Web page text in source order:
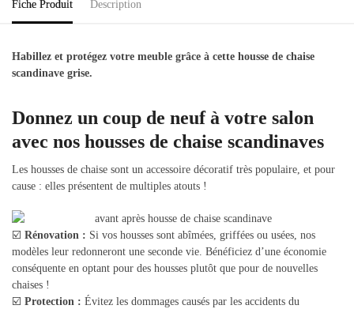
Fiche Produit Description
Habillez et protégez votre meuble grâce à cette housse de chaise
scandinave grise.
Donnez un coup de neuf à votre salon
avec nos housses de chaise scandinaves
Les housses de chaise sont un accessoire décoratif très populaire, et pour
cause : elles présentent de multiples atouts !
☑️ Rénovation : Si vos housses sont abîmées, griffées ou usées, nos
modèles leur redonneront une seconde vie. Bénéficiez d’une économie
conséquente en optant pour des housses plutôt que pour de nouvelles
chaises !
☑️ Protection : Évitez les dommages causés par les accidents du